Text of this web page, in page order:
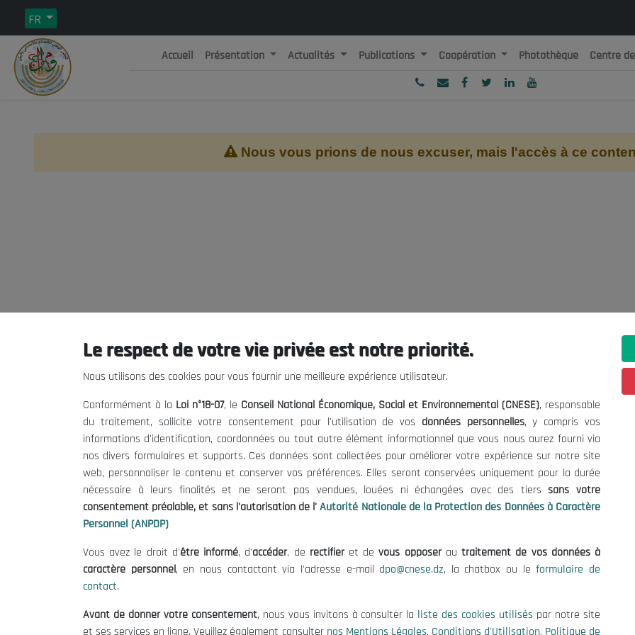
FR
République Algérienne Démocratique et Populaire
Accueil Présentation Actualités Publications Coopération Photothèque Centre
Nous vous prions de nous excuser, mais l'accès à ce
Le CNESE
Le président
Organisation
Publications
Informations utiles
Mentions Légales
Conditions d'Utilisation
Politique de Protection des Données
Politique des Cookies
contact@cnese.dz
Suggestions ou Initiatives ?
Newsletter
Inscrivez-vous, soyez le premier à
nos dernières nouvelles.
Suivez-Nous!
© 2026 Conseil National Économique, Social et Environnemental
Le respect de votre vie privée est notre priorité.
Nous utilisons des cookies pour vous fournir une meilleure expérience utilisateur.
Conformément à la Loi n°18-07, le Conseil National Économique, Social et Environnemental (CNESE), responsable
du traitement, sollicite votre consentement pour l'utilisation de vos données personnelles, y compris vos
informations d'identification, coordonnées ou tout autre élément informationnel que vous nous aurez fourni via
nos divers formulaires et supports. Ces données sont collectées pour améliorer votre expérience sur notre site
web, personnaliser le contenu et conserver vos préférences. Elles seront conservées uniquement pour la durée
nécessaire à leurs finalités et ne seront pas vendues, louées ni échangées avec des tierssans votre
consentement préalable, et sans l'autorisation de l' Autorité Nationale de la Protection des Données à Caractère
Personnel (ANPDP)
Vous avez le droit d'être informé, d'accéder, de rectifieret devous opposerautraitement de vos données à
caractère personnel, en nous contactant via l'adresse e-mail dpo@cnese.dz, la chatbox ou leformulaire de
contact.
Avant de donner votre consentement, nous vous invitons à consulter la liste des cookies utilisés par notre site
et ses services en ligne. Veuillez également consulter nos Mentions Légales, Conditions d'Utilisation, Politique de